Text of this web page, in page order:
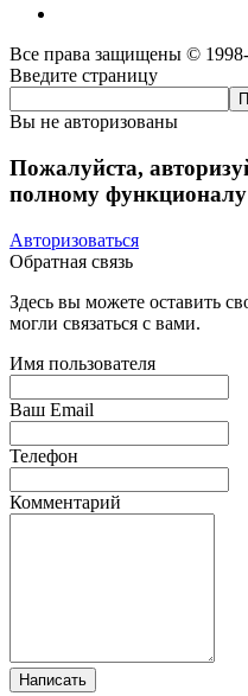
Все права защищены ©
Введите страницу
Вы не авторизованы
Пожалуйста,
полному функционалу
Авторизоваться
Обратная связь
Здесь вы можете оставить
могли связаться с вами.
Имя пользователя
Ваш Email
Телефон
Комментарий
Написать